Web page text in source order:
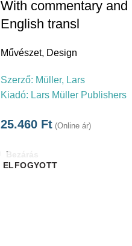
With commentary and
English transl
Művészet, Design
Szerző: Müller, Lars
Kiadó: Lars Müller Publishers
25.460 Ft (Online ár)
ELFOGYOTT
Bezárás